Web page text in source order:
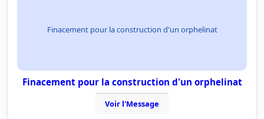
Finacement pour la construction d'un orphelinat
Finacement pour la construction d'un orphelinat
Voir l'Message